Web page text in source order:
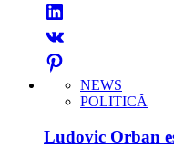
NEWS
POLITICĂ
Ludovic Orban